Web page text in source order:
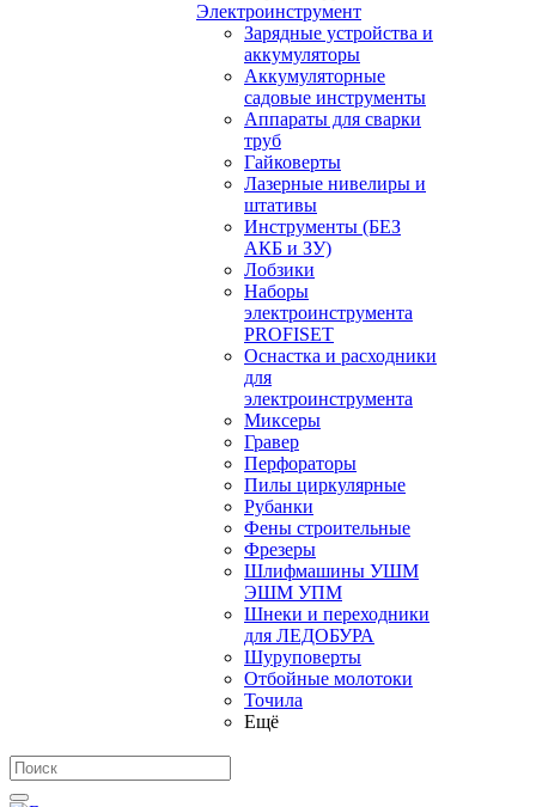
Электроинструмент
Зарядные устройства и
аккумуляторы
Аккумуляторные
садовые инструменты
Аппараты для сварки
труб
Гайковерты
Лазерные нивелиры и
штативы
Инструменты (БЕЗ
АКБ и ЗУ)
Лобзики
Наборы
электроинструмента
PROFISET
Оснастка и расходники
для
электроинструмента
Миксеры
Гравер
Перфораторы
Пилы циркулярные
Рубанки
Фены строительные
Фрезеры
Шлифмашины УШМ
ЭШМ УПМ
Шнеки и переходники
для ЛЕДОБУРА
Шуруповерты
Отбойные молотоки
Точила
Ещё